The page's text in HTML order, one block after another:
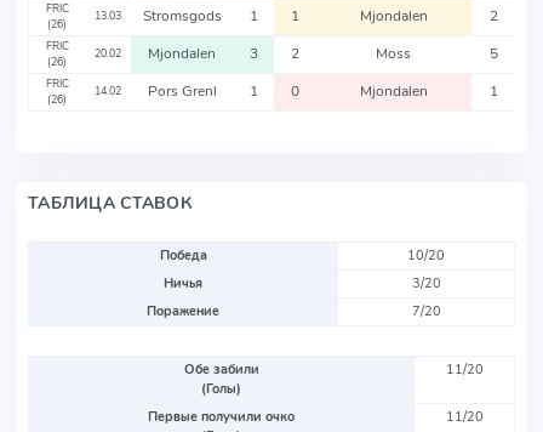
FRIC
(26)
13.03 Stromsgods 1 1 Mjondalen 2
FRIC
(26)
20.02 Mjondalen 3 2 Moss 5
FRIC
(26)
14.02 Pors Grenl 1 0 Mjondalen 1
ТАБЛИЦА СТАВОК
Победа
10/20
Ничья
3/20
Поражение
7/20
Обе забили
(Голы)
11/20
Первые получили очко
11/20